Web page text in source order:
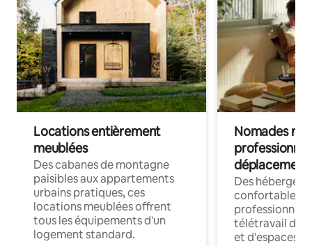
Locations entièrement
meublées
Des cabanes de montagne
paisibles aux appartements
urbains pratiques, ces
locations meublées offrent
tous les équipements d'un
logement standard.
Nomades
déplacement
Des
confortables
professionnels
télétravail
et d'espaces